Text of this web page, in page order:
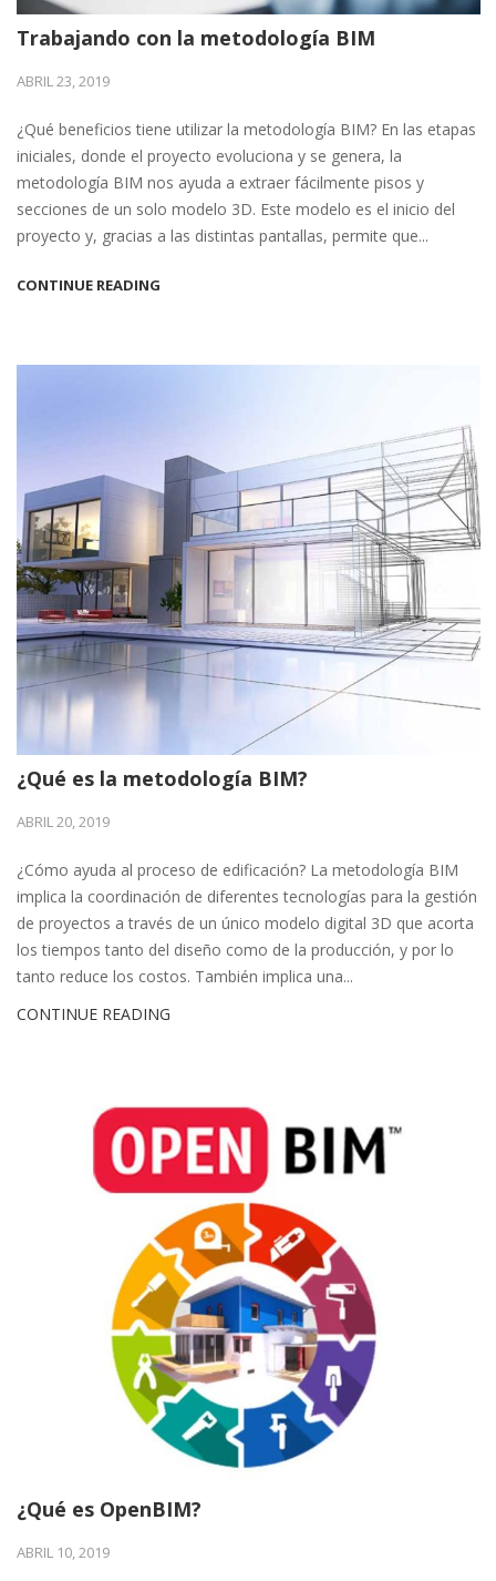
Trabajando con la metodología BIM
ABRIL 23, 2019
¿Qué beneficios tiene utilizar la metodología BIM? En las etapas
iniciales, donde el proyecto evoluciona y se genera, la
metodología BIM nos ayuda a extraer fácilmente pisos y
secciones de un solo modelo 3D. Este modelo es el inicio del
proyecto y, gracias a las distintas pantallas, permite que...
CONTINUE READING
¿Qué es la metodología BIM?
ABRIL 20, 2019
¿Cómo ayuda al proceso de edificación? La metodología BIM
implica la coordinación de diferentes tecnologías para la gestión
de proyectos a través de un único modelo digital 3D que acorta
los tiempos tanto del diseño como de la producción, y por lo
tanto reduce los costos. También implica una...
CONTINUE READING
¿Qué es OpenBIM?
ABRIL 10, 2019